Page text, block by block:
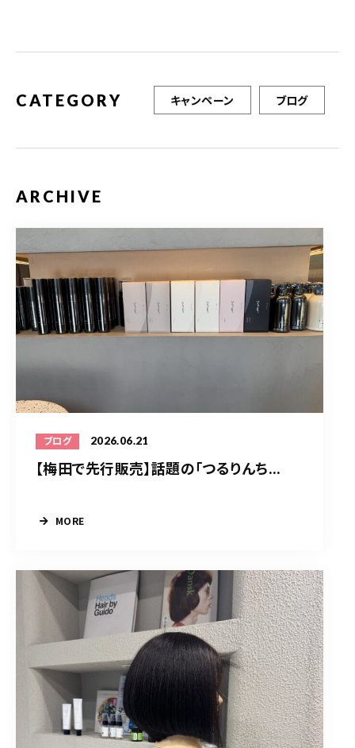
CATEGORY キャンペーン ブログ
ARCHIVE
ブログ 2026.06.21
【梅田で先行販売】話題の「つるりんち...
MORE